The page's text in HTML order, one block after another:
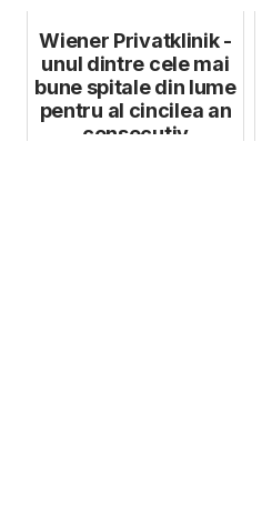
Wiener Privatklinik -
unul dintre cele mai
bune spitale din lume
pentru al cincilea an
consecutiv